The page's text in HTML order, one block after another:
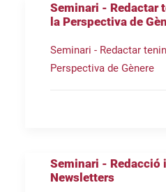
Seminari - Redactar
la Perspectiva de
Seminari - Redactar
Perspectiva de Gènere
Seminari - Redacció
Newsletters